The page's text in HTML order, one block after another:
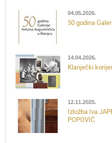
04.05.2026.
50 godina
14.04.2026.
Klanječki
12.11.2025.
Izložba Iva
POPOVIĆ